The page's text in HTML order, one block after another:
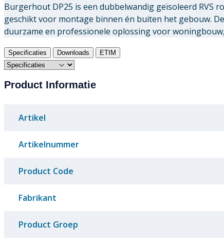
Burgerhout DP25 is een dubbelwandig geïsoleerd RVS
geschikt voor montage binnen én buiten het gebouw.
duurzame en professionele oplossing voor
Specificaties Downloads ETIM
Product Informatie
Artikel
Artikelnummer
Product Code
Fabrikant
Product Groep